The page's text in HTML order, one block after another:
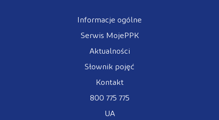
Informacje ogólne
Serwis MojePPK
Aktualności
Słownik pojęć
Kontakt
800 775 775
UA